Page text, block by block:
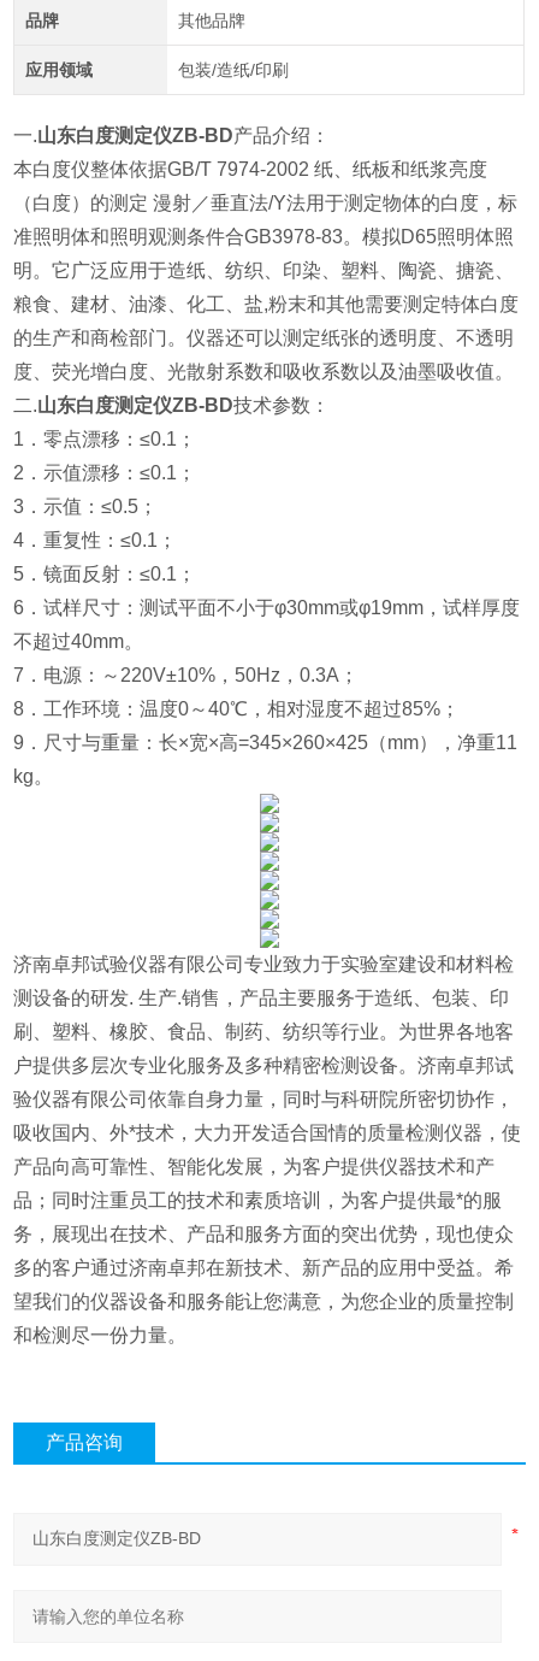
品牌 其他品牌
应用领域 包装/造纸/印刷
一.山东白度测定仪ZB-BD产品介绍：
本白度仪整体依据GB/T 7974-2002 纸、纸板和纸浆亮度
（白度）的测定 漫射／垂直法/Y法用于测定物体的白度，标
准照明体和照明观测条件合GB3978-83。模拟D65照明体照
明。它广泛应用于造纸、纺织、印染、塑料、陶瓷、搪瓷、
粮食、建材、油漆、化工、盐,粉末和其他需要测定特体白度
的生产和商检部门。仪器还可以测定纸张的透明度、不透明
度、荧光增白度、光散射系数和吸收系数以及油墨吸收值。
二.山东白度测定仪ZB-BD技术参数：
1．零点漂移：≤0.1；
2．示值漂移：≤0.1；
3．示值：≤0.5；
4．重复性：≤0.1；
5．镜面反射：≤0.1；
6．试样尺寸：测试平面不小于φ30mm或φ19mm，试样厚度
不超过40mm。
7．电源：～220V±10%，50Hz，0.3A；
8．工作环境：温度0～40℃，相对湿度不超过85%；
9．尺寸与重量：长×宽×高=345×260×425（mm），净重11
kg。
济南卓邦试验仪器有限公司专业致力于实验室建设和材料检
测设备的研发. 生产.销售，产品主要服务于造纸、包装、印
刷、塑料、橡胶、食品、制药、纺织等行业。为世界各地客
户提供多层次专业化服务及多种精密检测设备。济南卓邦试
验仪器有限公司依靠自身力量，同时与科研院所密切协作，
吸收国内、外*技术，大力开发适合国情的质量检测仪器，使
产品向高可靠性、智能化发展，为客户提供仪器技术和产
品；同时注重员工的技术和素质培训，为客户提供最*的服
务，展现出在技术、产品和服务方面的突出优势，现也使众
多的客户通过济南卓邦在新技术、新产品的应用中受益。希
望我们的仪器设备和服务能让您满意，为您企业的质量控制
和检测尽一份力量。
产品咨询